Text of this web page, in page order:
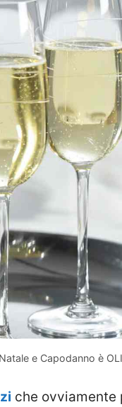
e Capodanno è
che ovviamente